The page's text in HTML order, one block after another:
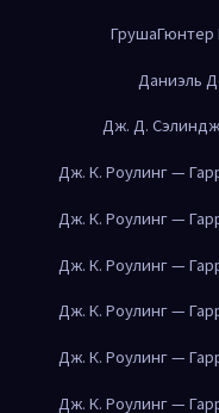
ГрушаГюнтер
Даниэль
Дж. Д.
Дж. К. Роулинг —
Дж. К. Роулинг —
Дж. К. Роулинг —
Дж. К. Роулинг —
Дж. К. Роулинг —
Дж. К. Роулинг —